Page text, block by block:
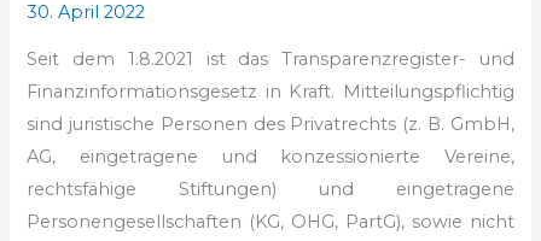
30. April 2022
Seit dem 1.8.2021 ist das Transparenzregister- und
Finanzinformationsgesetz in Kraft. Mitteilungspflichtig
sind juristische Personen des Privatrechts (z. B. GmbH,
AG, eingetragene und konzessionierte Vereine,
rechtsfähige Stiftungen) und eingetragene
Personengesellschaften (KG, OHG, PartG), sowie nicht